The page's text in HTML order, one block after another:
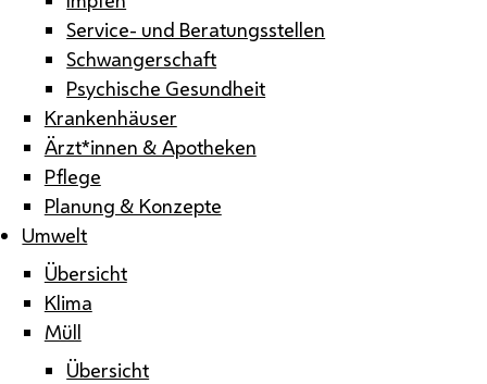
Service- und Beratungsstellen
Schwangerschaft
Psychische Gesundheit
Krankenhäuser
Ärzt*innen & Apotheken
Pflege
Planung & Konzepte
Umwelt
Übersicht
Klima
Müll
Übersicht